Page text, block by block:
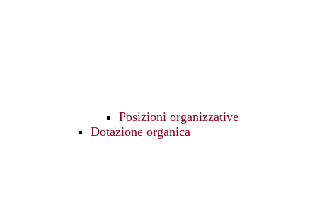
Posizioni organizzative
Dotazione organica